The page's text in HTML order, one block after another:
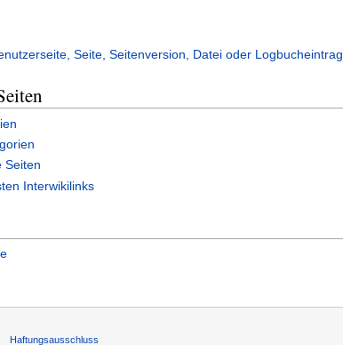
Seite, Seitenversion, Datei oder Logbucheintrag
Seiten
Interwikilinks
Haftungsausschluss